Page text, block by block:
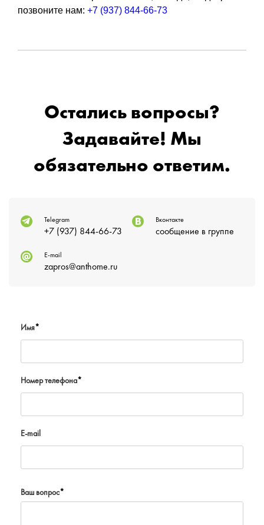
позвоните нам: +7 (937) 844-66-73
Остались вопросы?
Задавайте! Мы
обязательно ответим.
Telegram
+7 (937) 844-66-73
Вконтакте
сообщение в группе
E-mail
zapros@anthome.ru
Имя*
Номер телефона*
E-mail
Ваш вопрос*